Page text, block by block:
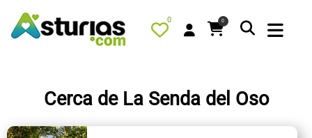
0 0
PORTADA
Cerca de La Senda del Oso